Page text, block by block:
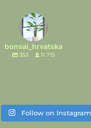
bonsai_hrvatska
353 11.715
Follow on Instagram